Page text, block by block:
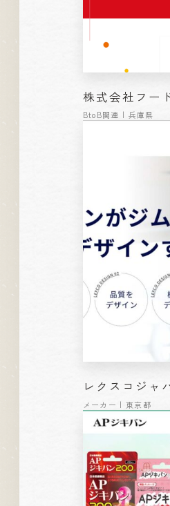
株式会社フー
BtoB関連 | 兵庫県
レクスコジャ
メーカー | 東京都